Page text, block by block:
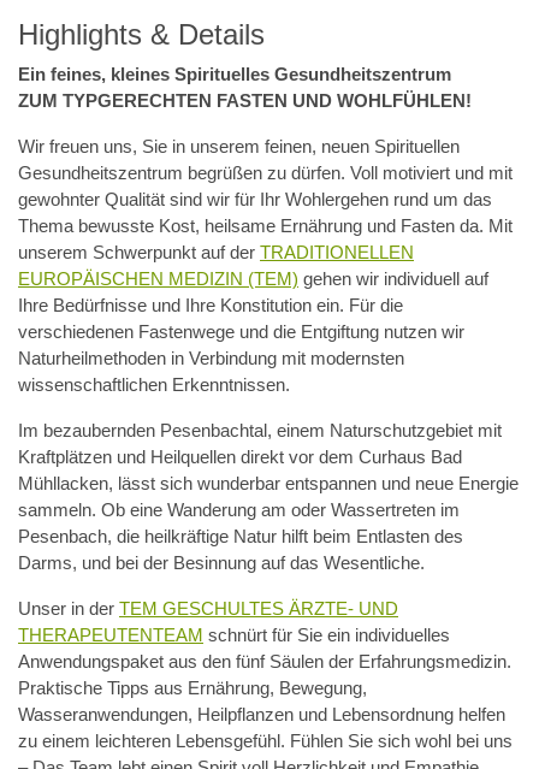
Highlights & Details
Ein feines, kleines Spirituelles Gesundheitszentrum
ZUM TYPGERECHTEN FASTEN UND WOHLFÜHLEN!
Wir freuen uns, Sie in unserem feinen, neuen Spirituellen
Gesundheitszentrum begrüßen zu dürfen. Voll motiviert und mit
gewohnter Qualität sind wir für Ihr Wohlergehen rund um das
Thema bewusste Kost, heilsame Ernährung und Fasten da. Mit
unserem Schwerpunkt auf der TRADITIONELLEN
EUROPÄISCHEN MEDIZIN (TEM) gehen wir individuell auf
Ihre Bedürfnisse und Ihre Konstitution ein. Für die
verschiedenen Fastenwege und die Entgiftung nutzen wir
Naturheilmethoden in Verbindung mit modernsten
wissenschaftlichen Erkenntnissen.
Im bezaubernden Pesenbachtal, einem Naturschutzgebiet mit
Kraftplätzen und Heilquellen direkt vor dem Curhaus Bad
Mühllacken, lässt sich wunderbar entspannen und neue Energie
sammeln. Ob eine Wanderung am oder Wassertreten im
Pesenbach, die heilkräftige Natur hilft beim Entlasten des
Darms, und bei der Besinnung auf das Wesentliche.
Unser in der TEM GESCHULTES ÄRZTE- UND
THERAPEUTENTEAM schnürt für Sie ein individuelles
Anwendungspaket aus den fünf Säulen der Erfahrungsmedizin.
Praktische Tipps aus Ernährung, Bewegung,
Wasseranwendungen, Heilpflanzen und Lebensordnung helfen
zu einem leichteren Lebensgefühl. Fühlen Sie sich wohl bei uns